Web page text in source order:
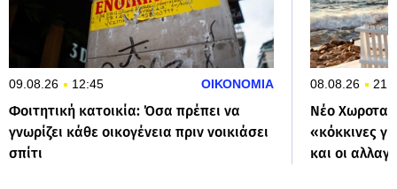
09.08.26 12:45 ΟΙΚΟΝΟΜΙΑ
Φοιτητική κατοικία: Όσα πρέπει να
γνωρίζει κάθε οικογένεια πριν νοικιάσει
σπίτι
08.08.26
Νέο
«κόκκινες
και οι